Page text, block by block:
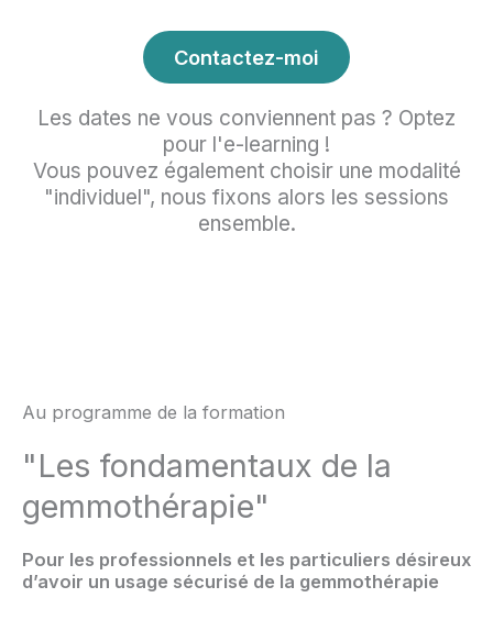
Contactez-moi
Les dates ne vous conviennent pas ? Optez
pour l'e-learning !
Vous pouvez également choisir une modalité
"individuel", nous fixons alors les sessions
ensemble.
Au programme de la formation
"Les fondamentaux de la
gemmothérapie"
Pour les professionnels et les particuliers désireux
d’avoir un usage sécurisé de la gemmothérapie